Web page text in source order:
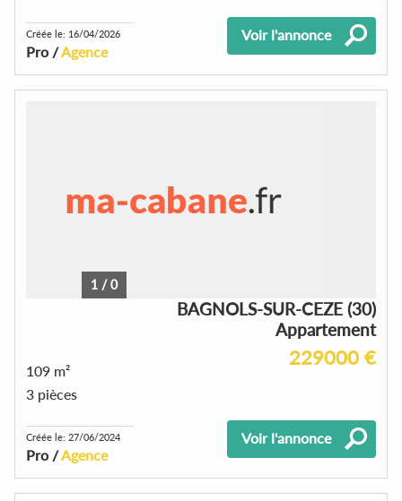
Créée le: 16/04/2026
Pro /Agence
Voir l'annonce
1 /0
BAGNOLS-SUR-CEZE (30)
Appartement
229000 €
109 m²
3 pièces
Créée le: 27/06/2024
Pro /Agence
Voir l'annonce